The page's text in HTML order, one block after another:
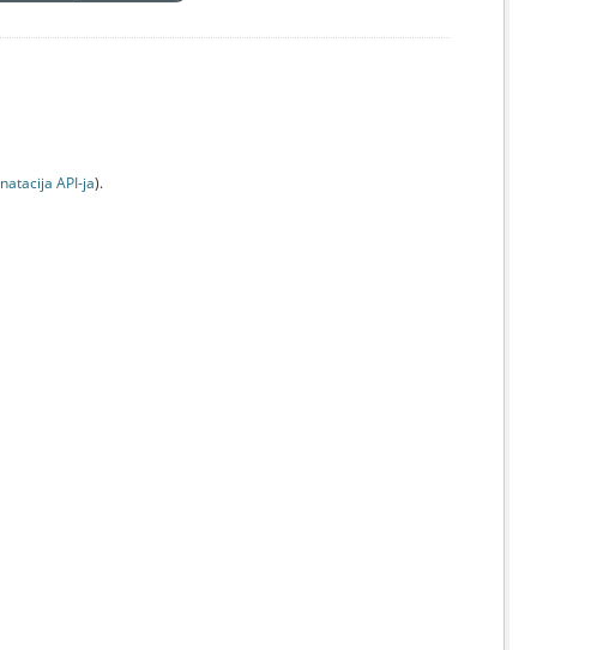
API-jа).